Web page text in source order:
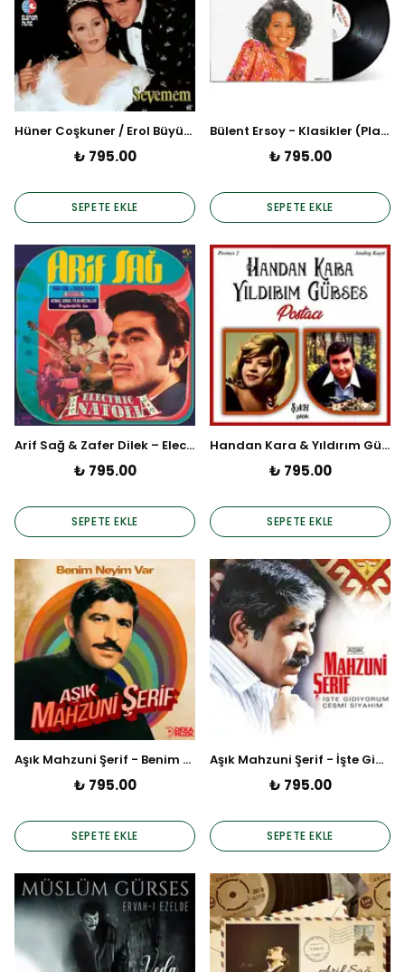
Hüner Coşkuner / Erol Büyükburç - Sevemem (Plak)
₺ 795.00
SEPETE EKLE
Bülent Ersoy - Klasikler (Plak)
₺ 795.00
SEPETE EKLE
Arif Sağ & Zafer Dilek – Electric Anatolia (Plak)
₺ 795.00
SEPETE EKLE
Handan Kara & Yıldırım Gürses – Postacı (Plak)
₺ 795.00
SEPETE EKLE
Aşık Mahzuni Şerif - Benim Neyim Var (Plak)
₺ 795.00
SEPETE EKLE
Aşık Mahzuni Şerif - İşte Gidiyorum Çeşmi Siyahım (Plak)
₺ 795.00
SEPETE EKLE